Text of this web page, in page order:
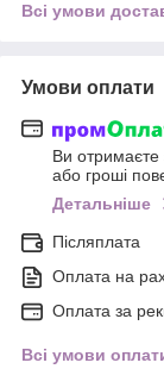
Всі умови
Умови оплати
Ви
або гроші
Детальніше
Післяплата
Оплата на
Оплата за
Всі умови